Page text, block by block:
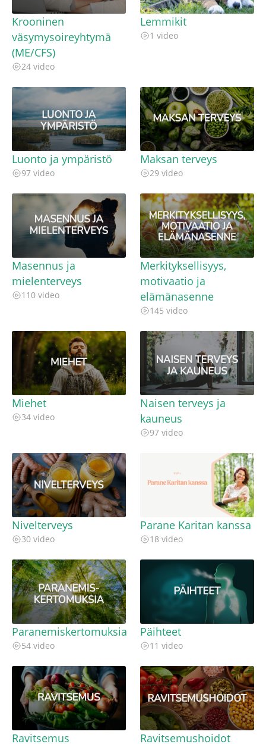
Krooninen
väsymysoireyhtymä
(ME/CFS)
24 video
Lemmikit
1 video
Luonto ja ympäristö
97 video
Maksan terveys
29 video
Masennus ja
mielenterveys
110 video
Merkityksellisyys,
motivaatio ja
elämänasenne
145 video
Miehet
34 video
Naisen terveys ja
kauneus
97 video
Nivelterveys
30 video
Parane Karitan kanssa
18 video
Paranemiskertomuksia
54 video
Päihteet
11 video
Ravitsemus Ravitsemushoidot